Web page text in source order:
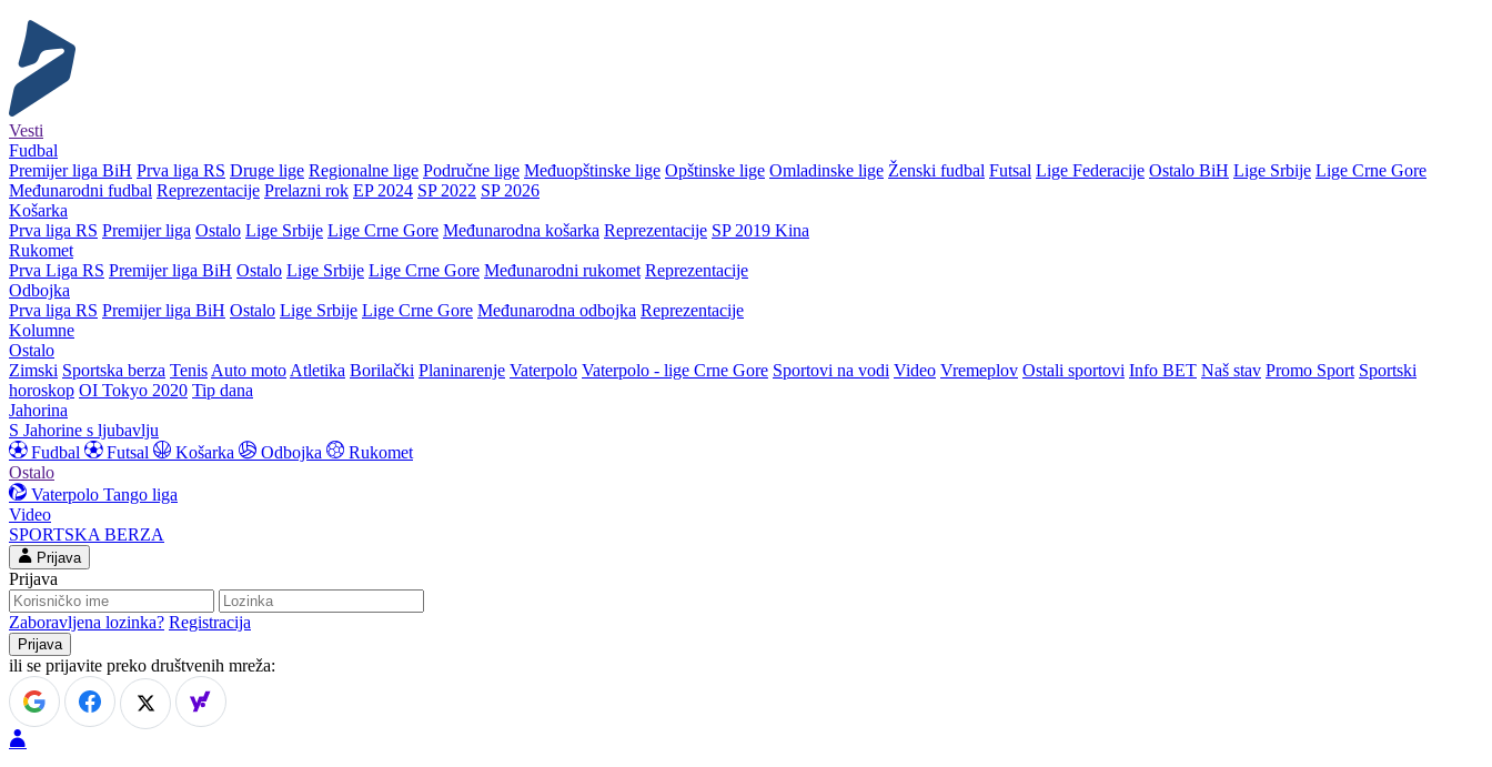
Vesti
Fudbal
Premijer liga BiH Prva liga RS Druge lige Regionalne lige Područne lige Međuopštinske lige Opštinske lige Omladinske lige Ženski fudbal Futsal Lige Federacije Ostalo BiH Lige Srbije Lige Crne Gore
Međunarodni fudbal Reprezentacije Prelazni rok EP 2024 SP 2022 SP 2026
Košarka
Prva liga RS Premijer liga Ostalo Lige Srbije Lige Crne Gore Međunarodna košarka Reprezentacije SP 2019 Kina
Rukomet
Prva Liga RS Premijer liga BiH Ostalo Lige Srbije Lige Crne Gore Međunarodni rukomet Reprezentacije
Odbojka
Prva liga RS Premijer liga BiH Ostalo Lige Srbije Lige Crne Gore Međunarodna odbojka Reprezentacije
Kolumne
Ostalo
Zimski Sportska berza Tenis Auto moto Atletika Borilački Planinarenje Vaterpolo Vaterpolo - lige Crne Gore Sportovi na vodi Video Vremeplov Ostali sportovi Info BET Naš stav Promo Sport Sportski
horoskop OI Tokyo 2020 Tip dana
Jahorina
S Jahorine s ljubavlju
Fudbal
Futsal Košarka Odbojka
Rukomet
Ostalo
Vaterpolo Tango liga
Video
SPORTSKA BERZA
Prijava
Prijava
Zaboravljena lozinka? Registracija
ili se prijavite preko društvenih mreža: